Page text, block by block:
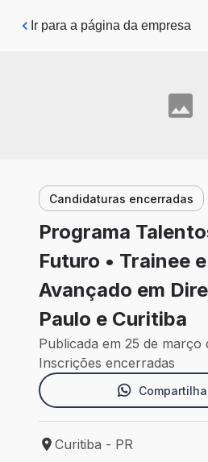
Pular para o conteúdo principal
Ir para a página da empresa
Candidaturas encerradas
Programa
Futuro • Trainee
Avançado em
Paulo e Curitiba
Publicada em 25 de março
Inscrições encerradas
Local de trabalho: Curitiba -
Curitiba - PR